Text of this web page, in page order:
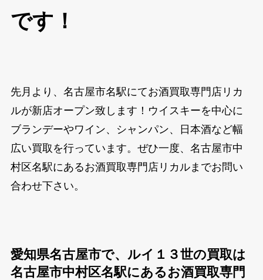
です！
先月より、名古屋市名駅にてお酒買取専門店リカ
ルが新店オープン致します！ウイスキーを中心に
ブランデーやワイン、シャンパン、日本酒など幅
広い買取を行っています。ぜひ一度、名古屋市中
村区名駅にあるお酒買取専門店リカルまでお問い
合わせ下さい。
愛知県名古屋市で、ルイ１３世の買取は
名古屋市中村区名駅にあるお酒買取専門